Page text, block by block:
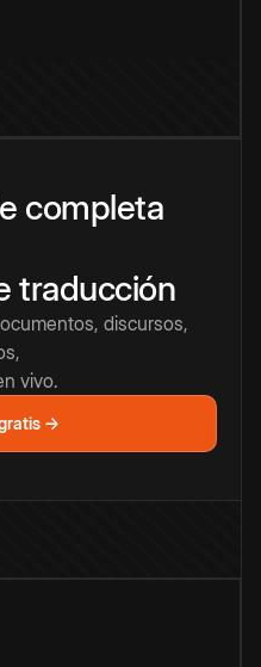
completa
traducción
discursos,
vivo.
→